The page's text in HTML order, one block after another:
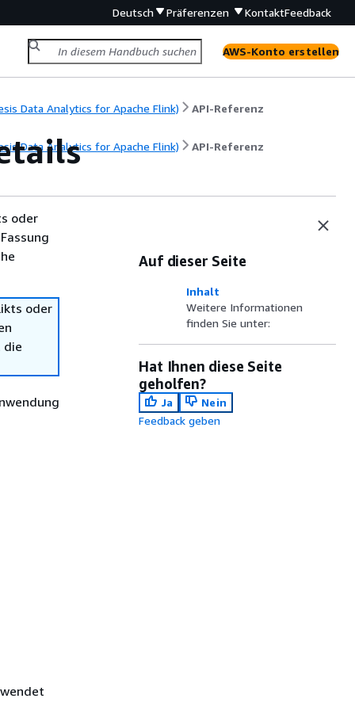
Deutsch Präferenzen KontaktFeedback
AWS-Konto erstellen
Data Analytics for Apache Flink) API-Referenz
Data Analytics for Apache Flink) API-Referenz
oder
oder
die
Auf dieser Seite
Inhalt
Weitere Informationen
finden Sie unter:
Hat Ihnen diese Seite
geholfen?
Ja
Nein
Feedback geben